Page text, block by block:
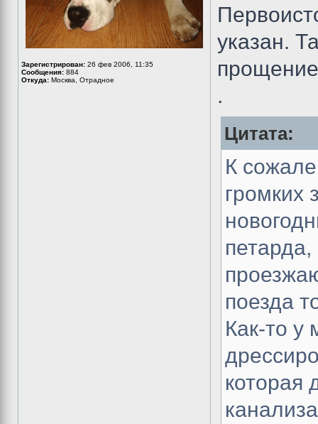
Зарегистрирован: 26 фев 2006, 11:35
Сообщения: 884
Откуда: Москва, Отрадное
указан.
.
Цитата:
К
громких
поезда
Как-то у
которая